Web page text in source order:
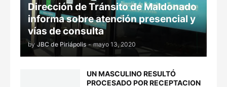
Dirección de Tránsito de Maldonado
informa sobre atención presencial y
vías de consulta
by JBC de Piriápolis - mayo 13, 2020
UN MASCULINO RESULTÓ
PROCESADO POR RECEPTACION